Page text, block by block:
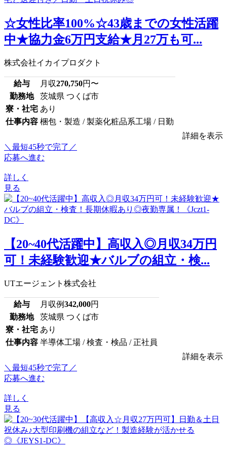
☆女性比率100%☆43歳までの女性活躍
中★協力金6万円支給★月27万も可...
株式会社イカイプロダクト
給与 月収270,750円〜
勤務地
茨城県 つくば市
寮・社宅 あり
仕事内容 梱包・製造 / 製薬化粧品系工場 / 日勤
詳細を表示
＼最短45秒で完了／
応募へ進む
詳しく
見る
【20~40代活躍中】高収入◎月収34万円
可！未経験歓迎★バルブの組立・検...
UTエージェント株式会社
給与 月収例342,000円
勤務地
茨城県 つくば市
寮・社宅 あり
仕事内容 半導体工場 / 検査・検品 / 正社員
詳細を表示
＼最短45秒で完了／
応募へ進む
詳しく
見る